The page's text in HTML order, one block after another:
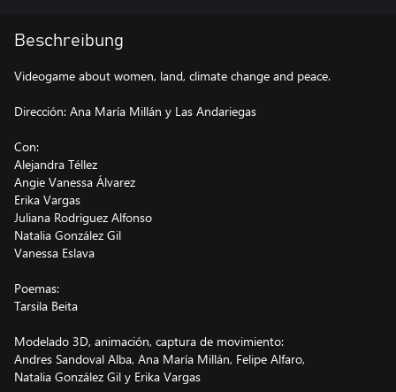
Beschreibung
Videogame about women, land, climate change and peace.
Dirección: Ana María Millán y Las Andariegas
Con:
Alejandra Téllez
Angie Vanessa Álvarez
Erika Vargas
Juliana Rodríguez Alfonso
Natalia González Gil
Vanessa Eslava
Poemas:
Tarsila Beita
Modelado 3D, animación, captura de movimiento:
Andres Sandoval Alba, Ana María Millán, Felipe Alfaro,
Natalia González Gil y Erika Vargas